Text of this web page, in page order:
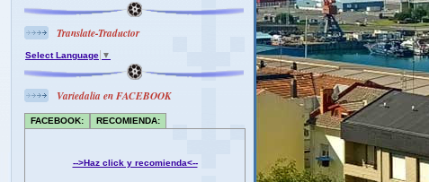
Translate-Traductor
Select Language ▼
Variedalia en FACEBOOK
FACEBOOK: RECOMIENDA:
-->Haz click y recomienda<--